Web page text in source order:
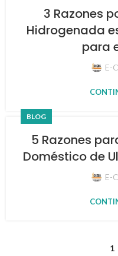
3 Razones
Hidrogenada
para
E-
BLOG
5 Razones
Doméstico de
E-
1